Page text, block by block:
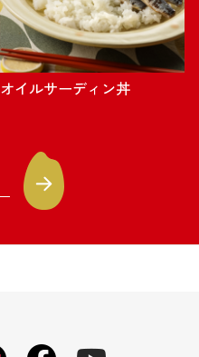
オイルサーディン丼